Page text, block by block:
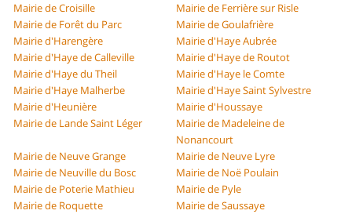
Mairie de Croisille
Mairie de Ferrière sur Risle
Mairie de Forêt du Parc
Mairie de Goulafrière
Mairie d'Harengère
Mairie d'Haye Aubrée
Mairie d'Haye de Calleville
Mairie d'Haye de Routot
Mairie d'Haye du Theil
Mairie d'Haye le Comte
Mairie d'Haye Malherbe
Mairie d'Haye Saint Sylvestre
Mairie d'Heunière
Mairie d'Houssaye
Mairie de Lande Saint Léger
Mairie de Madeleine de
Nonancourt
Mairie de Neuve Grange
Mairie de Neuve Lyre
Mairie de Neuville du Bosc
Mairie de Noë Poulain
Mairie de Poterie Mathieu
Mairie de Pyle
Mairie de Roquette
Mairie de Saussaye